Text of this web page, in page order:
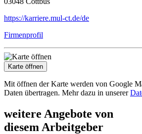
https://karriere.mul-ct.de/de
Firmenprofil
Karte öffnen
Mit öffnen der Karte werden von Google
Daten übertragen. Mehr dazu in unserer
weitere Angebote von
diesem Arbeitgeber